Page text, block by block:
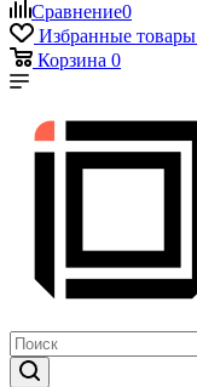
Сравнение0
Избранные товары
Корзина 0